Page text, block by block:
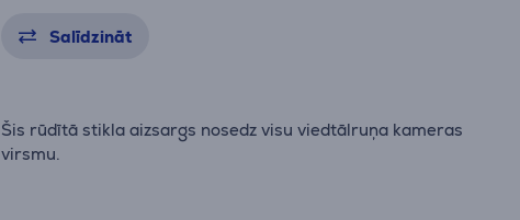
Salīdzināt
Šis rūdītā stikla aizsargs nosedz visu viedtālruņa kameras
virsmu.